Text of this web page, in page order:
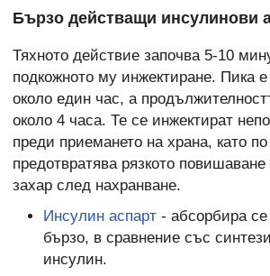
Бързо действащи инсулинови
Тяхното действие започва 5-10
подкожното му инжектиране. Пика
около един час, а
около 4 часа. Те се инжектират
преди приемането на храна, като
предотвратява рязкото
захар след нахранване.
Инсулин аспарт- абсорбира се
бързо, в сравнение със
инсулин.